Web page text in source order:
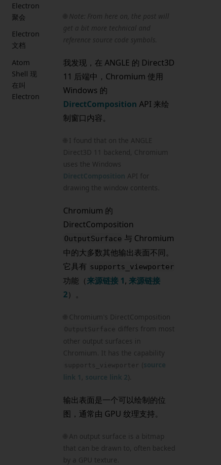
Electron
聚会
Electron
文档
Atom
Shell 现
在叫
Electron
🌐 Note: From here on, the post will
get a bit more technical and
reference source code symbols.
我发现，在 ANGLE 的 Direct3D
11 后端中，Chromium 使用
Windows 的
DirectComposition API 来绘
制窗口内容。
🌐 I found that on the ANGLE
Direct3D 11 backend, Chromium
uses the Windows
DirectComposition API for
drawing the window contents.
Chromium 的
DirectComposition
OutputSurface 与 Chromium
中的大多数其他输出表面不同。
它具有 supports_viewporter
功能（来源链接 1, 来源链接
2）。
🌐 Chromium's DirectComposition
OutputSurface differs from most
other output surfaces in
Chromium. It has the capability
supports_viewporter (source
link 1
source link 2).
输出表面是一个可以绘制的位
图，通常由 GPU 纹理支持。
🌐 An output surface is a bitmap
that can be drawn to, often backed
by a GPU texture.